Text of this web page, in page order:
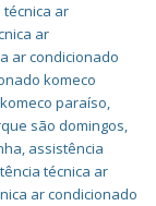
ar
ar
ar condicionado
komeco
paraíso,
são domingos,
, assistência
técnica ar
ar condicionado